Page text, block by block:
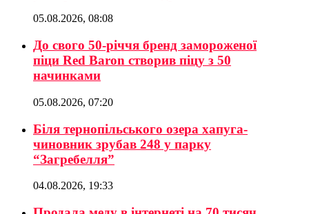
05.08.2026, 08:08
До свого 50-річчя бренд замороженої
піци Red Baron створив піцу з 50
начинками
05.08.2026, 07:20
Біля тернопільського озера хапуга-
чиновник зрубав 248 у парку
“Загребелля”
04.08.2026, 19:33